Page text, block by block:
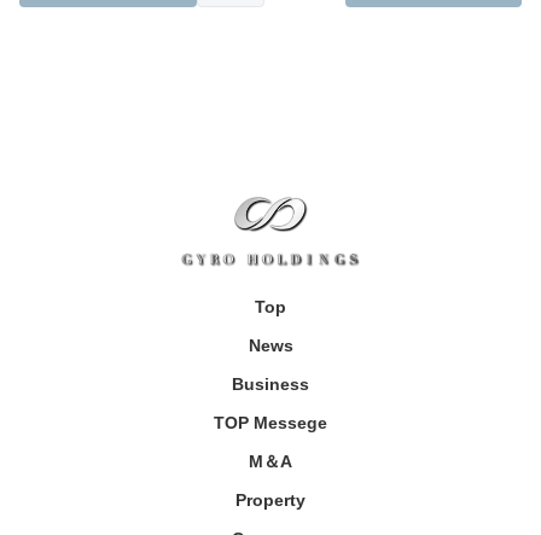
Top
News
Business
TOP Messege
M＆A
Property